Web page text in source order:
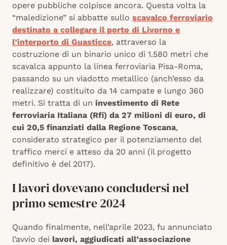
opere pubbliche colpisce ancora. Questa volta la
“maledizione” si abbatte sullo scavalco ferroviario
destinato a collegare il porto di Livorno e
l’interporto di Guasticce, attraverso la
costruzione di un binario unico di 1.580 metri che
scavalca appunto la linea ferroviaria Pisa-Roma,
passando su un viadotto metallico (anch’esso da
realizzare) costituito da 14 campate e lungo 360
metri. Si tratta di un investimento di Rete
ferroviaria Italiana (Rfi) da 27 milioni di euro, di
cui 20,5 finanziati dalla Regione Toscana,
considerato strategico per il potenziamento del
traffico merci e atteso da 20 anni (il progetto
definitivo è del 2017).
I lavori dovevano concludersi nel
primo semestre 2024
Quando finalmente, nell’aprile 2023, fu annunciato
l’avvio dei lavori, aggiudicati all’associazione